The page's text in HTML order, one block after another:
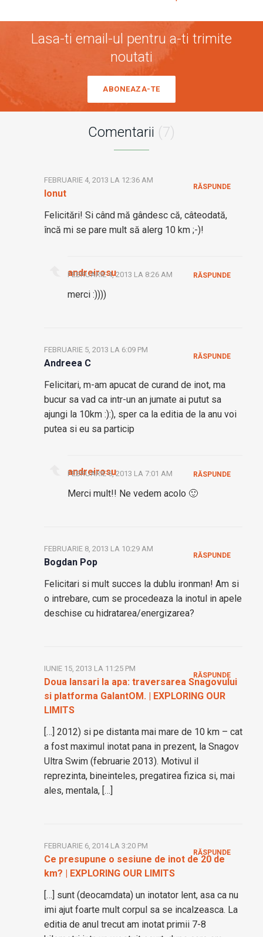
Lasa-ti email-ul pentru a-ti trimite
noutati
ABONEAZA-TE
Comentarii (7)
Ionut
FEBRUARIE 4, 2013 LA 12:36 AM
Felicitări! Si când mă gândesc că, câteodată,
încă mi se pare mult să alerg 10 km ;-)!
RĂSPUNDE
andreirosu
FEBRUARIE 4, 2013 LA 8:26 AM
merci :))))
RĂSPUNDE
Andreea C
FEBRUARIE 5, 2013 LA 6:09 PM
Felicitari, m-am apucat de curand de inot, ma
bucur sa vad ca intr-un an jumate ai putut sa
ajungi la 10km :):), sper ca la editia de la anu voi
putea si eu sa particip
RĂSPUNDE
andreirosu
FEBRUARIE 6, 2013 LA 7:01 AM
Merci mult!! Ne vedem acolo 🙂
RĂSPUNDE
Bogdan Pop
FEBRUARIE 8, 2013 LA 10:29 AM
Felicitari si mult succes la dublu ironman! Am si
o intrebare, cum se procedeaza la inotul in apele
deschise cu hidratarea/energizarea?
RĂSPUNDE
Doua lansari la apa: traversarea Snagovului
si platforma GalantOM. | EXPLORING OUR
LIMITS
IUNIE 15, 2013 LA 11:25 PM
[…] 2012) si pe distanta mai mare de 10 km – cat
a fost maximul inotat pana in prezent, la Snagov
Ultra Swim (februarie 2013). Motivul il
reprezinta, bineinteles, pregatirea fizica si, mai
ales, mentala, […]
RĂSPUNDE
Ce presupune o sesiune de inot de 20 de
km? | EXPLORING OUR LIMITS
FEBRUARIE 6, 2014 LA 3:20 PM
[…] sunt (deocamdata) un inotator lent, asa ca nu
imi ajut foarte mult corpul sa se incalzeasca. La
editia de anul trecut am inotat primii 7-8
RĂSPUNDE